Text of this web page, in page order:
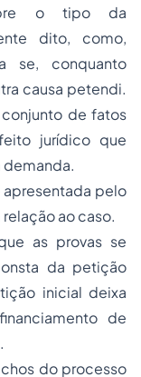
o tipo da
dito, como,
se, conquanto
causa petendi.
de fatos
jurídico que
apresentada pelo
ao caso.
as provas se
da petição
inicial deixa
de
do processo